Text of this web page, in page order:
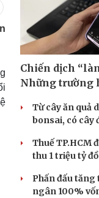
nghiệp
tin doanh nghiệp
nghiệp 24h
nhân
đồng
Chiến dịch
Những trường
Từ cây ăn quả
bonsai, có cây
Thuế TP.HCM
thu 1 triệu tỷ
Phấn đấu
ngân 100%